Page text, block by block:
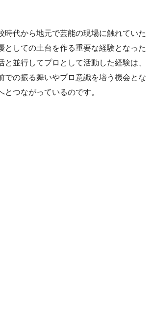
時代から地元で芸能の現場に触れていた
としての土台を作る重要な経験となった
と並行してプロとして活動した経験は、
での振る舞いやプロ意識を培う機会とな
とつながっているのです。